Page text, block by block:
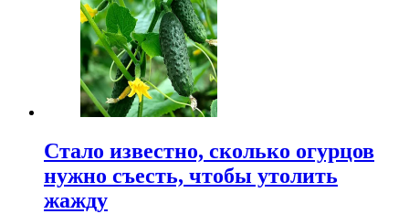
Стало известно, сколько огурцов
нужно съесть, чтобы утолить
жажду